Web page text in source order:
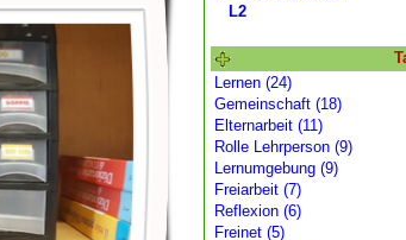
L2
Lernen (24)
Gemeinschaft (18)
Elternarbeit (11)
Rolle Lehrperson (9)
Lernumgebung (9)
Freiarbeit (7)
Reflexion (6)
Freinet (5)